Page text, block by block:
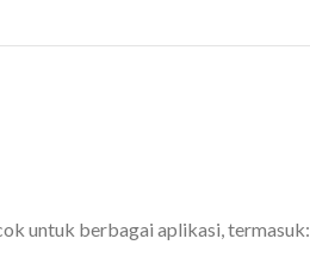
untuk berbagai aplikasi, termasuk: